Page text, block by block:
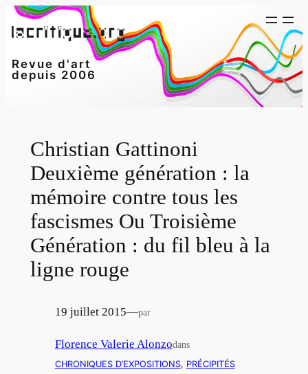
Aller
au
Revue d'art
depuis 2006
Christian Gattinoni
Deuxième génération : la
mémoire contre tous les
fascismes Ou Troisième
Génération : du fil bleu à la
ligne rouge
19 juillet 2015—par
Florence Valerie Alonzodans
CHRONIQUES D’EXPOSITIONS, PRÉCIPITÉS